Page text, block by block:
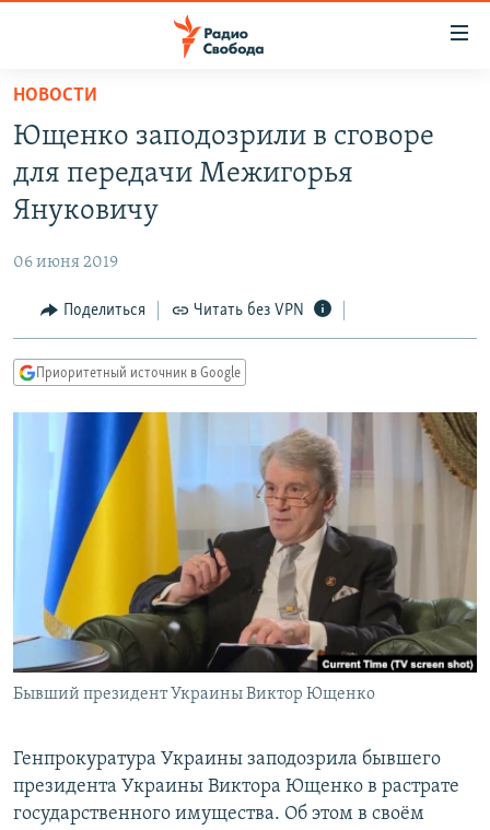
упрощенного
доступа
основному
Вернутся
Вернутся
ПОДКАСТЫ
АВТОРСКИЕ ПРОЕКТЫ
МНЕНИЯ
КУЛЬТУРА
КАВКАЗ.РЕАЛИИ
СЕВЕР.РЕАЛИИ
СИБИРЬ.РЕАЛИИ
РАСПИСАНИЕ ВЕЩАНИЯ
ПОДПИШИТЕСЬ НА РАССЫЛКУ
СОЦИАЛЬНЫЕ СЕТИ
Все сайты РСЕ/РС
НОВОСТИ
Ющенко заподозрили в сговоре
для передачи Межигорья
Януковичу
06 июня 2019
Поделиться Читать без VPN
Приоритетный источник в Google
Бывший президент Украины Виктор Ющенко
Генпрокуратура Украины заподозрила бывшего
президента Украины Виктора Ющенко в растрате
государственного имущества. Об этом в своём